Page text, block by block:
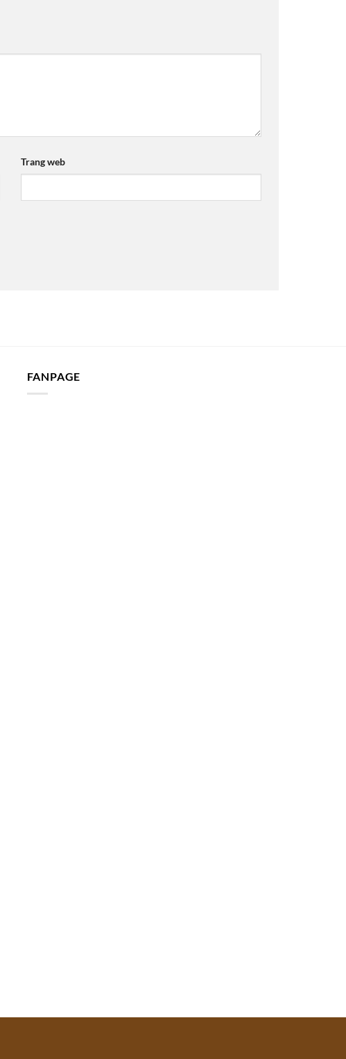
Trang web
FANPAGE